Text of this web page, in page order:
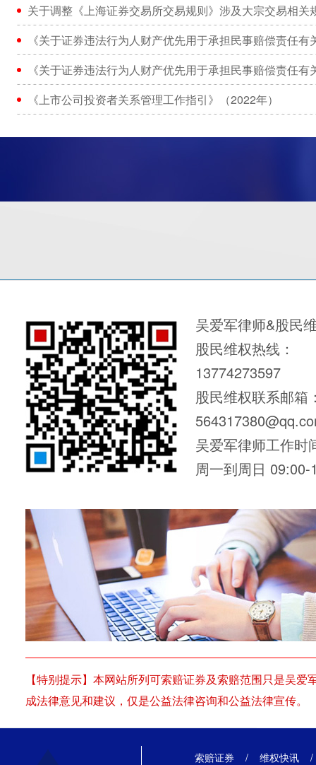
关于调整《上海证券交易所交易规则》涉及大宗交易相关
《关于证券违法行为人财产优先用于承担民事赔偿责任有
《关于证券违法行为人财产优先用于承担民事赔偿责任有
《上市公司投资者关系管理工作指引》（2022年）
吴爱军律师&股民
股民维权热线：
13774273597
股民维权联系邮箱
吴爱军律师工作时
周一到周日 09:00-
【特别提示】本网站所列可索赔证券及索赔范围只是吴
成法律意见和建议，仅是公益法律咨询和公益法律宣传。
索赔证券 / 维权快讯